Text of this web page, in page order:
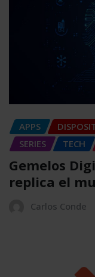
APPS
SERIES
TECH
Gemelos
replica el
Carlos Conde